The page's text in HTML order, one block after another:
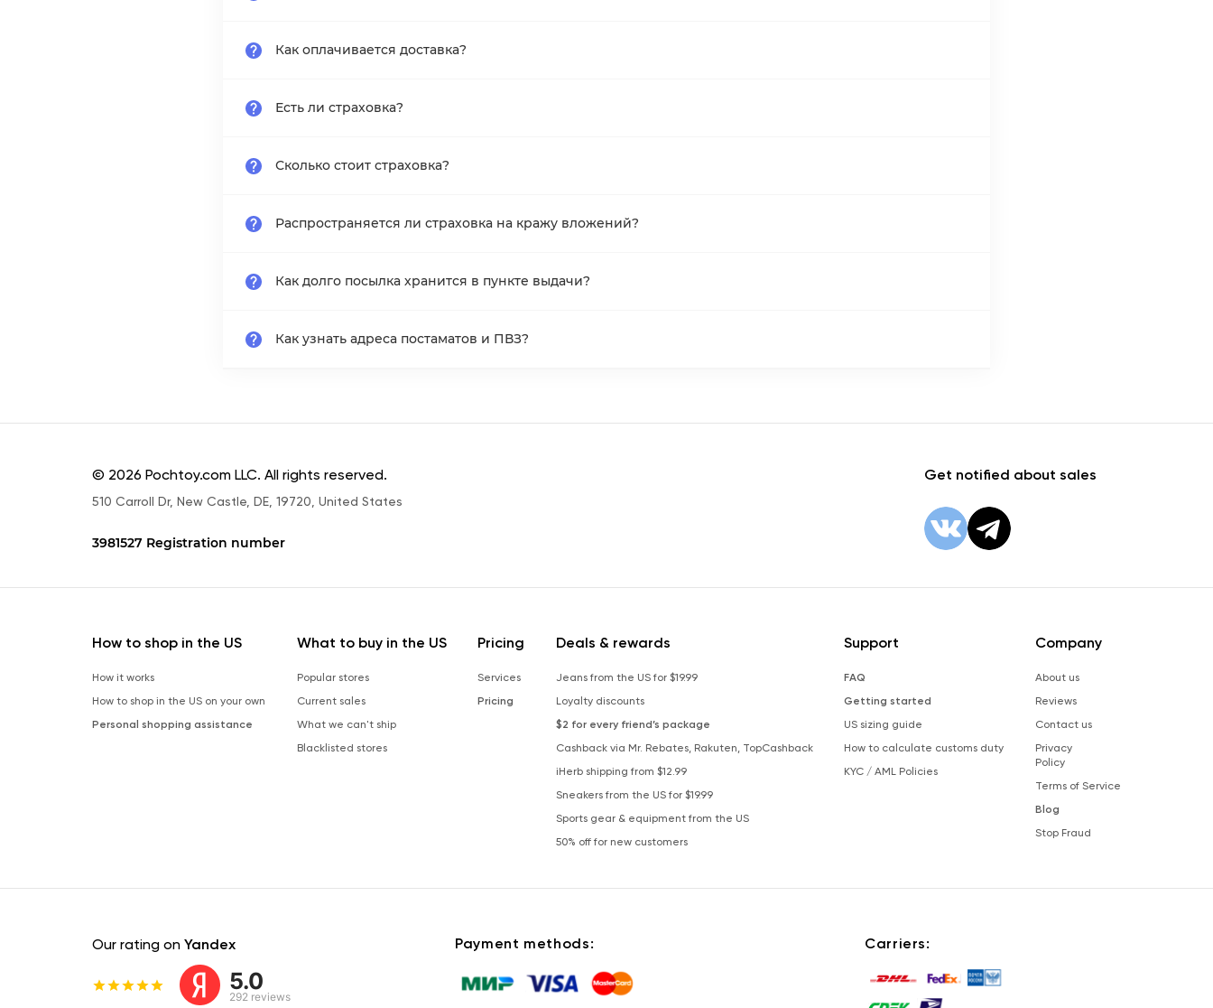
Как оплачивается доставка?
Есть ли страховка?
Сколько стоит страховка?
Распространяется ли страховка на кражу вложений?
Как долго посылка хранится в пункте выдачи?
Как узнать адреса постаматов и ПВЗ?
© 2026 Pochtoy.com LLC. All rights reserved.
510 Carroll Dr, New Castle, DE, 19720, United States
3981527 Registration number
Get notified about sales
How to shop in the US
How it works
How to shop in the US on your own
Personal shopping assistance
What to buy in the US
Popular stores
Current sales
What we can't ship
Blacklisted stores
Pricing
Services
Pricing
Deals & rewards
Jeans from the US for $19.99
Loyalty discounts
$2 for every friend’s package
Cashback via Mr. Rebates, Rakuten, TopCashback
iHerb shipping from $12.99
Sneakers from the US for $19.99
Sports gear & equipment from the US
50% off for new customers
Support
FAQ
Getting started
US sizing guide
How to calculate customs duty
KYC / AML Policies
Company
About us
Reviews
Contact us
Privacy
Policy
Terms of Service
Blog
Stop Fraud
Our rating on Yandex
5.0
292 reviews
Payment methods: Carriers: